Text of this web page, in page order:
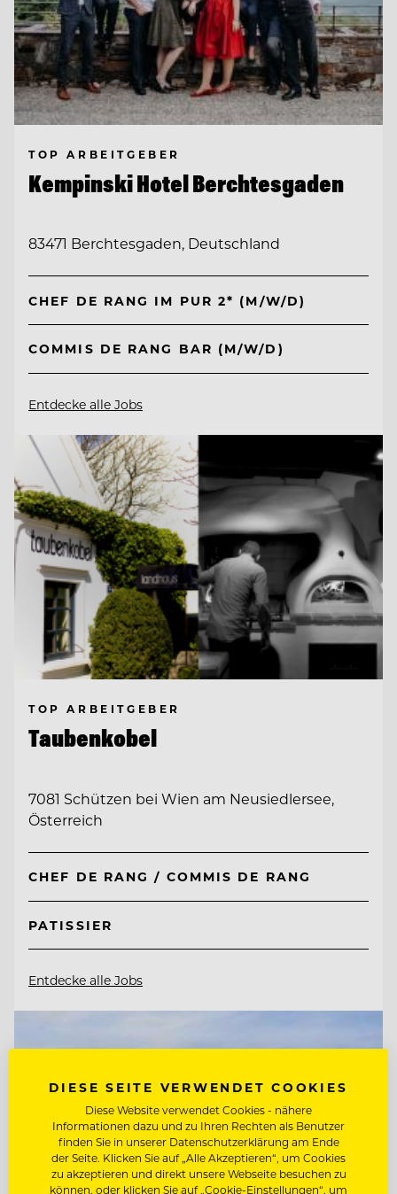
TOP ARBEITGEBER
Kempinski Hotel Berchtesgaden
83471 Berchtesgaden, Deutschland
CHEF DE RANG IM PUR 2* (M/W/D)
COMMIS DE RANG BAR (M/W/D)
Entdecke alle Jobs
TOP ARBEITGEBER
Taubenkobel
7081 Schützen bei Wien am Neusiedlersee,
Österreich
CHEF DE RANG / COMMIS DE RANG
PATISSIER
Entdecke alle Jobs
DIESE SEITE VERWENDET COOKIES
Diese Website verwendet Cookies - nähere
Informationen dazu und zu Ihren Rechten als Benutzer
finden Sie in unserer Datenschutzerklärung am Ende
der Seite. Klicken Sie auf „Alle Akzeptieren“, um Cookies
zu akzeptieren und direkt unsere Webseite besuchen zu
können, oder klicken Sie auf „Cookie-Einstellungen“, um